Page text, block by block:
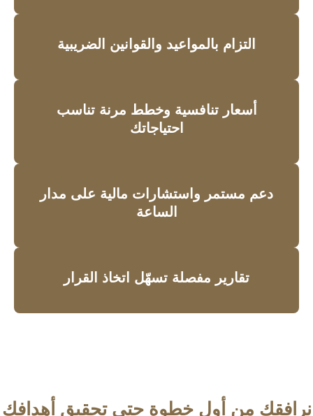
التزام بالمواعيد والقوانين الضريبية
أسعار تنافسية وخطط مرنة تناسب
احتياجاتك
دعم مستمر واستشارات مالية على مدار
الساعة
تقارير مفصلة تسهّل اتخاذ القرار
نرافقك من أول خطوة حتى تحقيق أهدافك